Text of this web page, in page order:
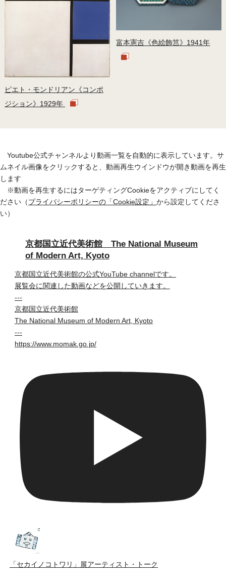
ピエト・モンドリアン《コンポ
ジション》1929年
富本憲吉《色絵飾筥》1941年
Youtube公式チャンネルより動画一覧を自動的に表示しています。サ
ムネイル画像をクリックすると、動画再生ウインドウが開き動画を再生
します
※動画を再生するにはターゲティングCookieをアクティブにしてく
ださい（プライバシーポリシーの「Cookie設定」 から設定してくださ
い）
京都国立近代美術館 The National Museum
of Modern Art, Kyoto
京都国立近代美術館の公式YouTube channelです。
展覧会に関連した動画などを公開していきます。
---
京都国立近代美術館
The National Museum of Modern Art, Kyoto
---
https://www.momak.go.jp/
「セカイノコトワリ」展アーティスト・トーク